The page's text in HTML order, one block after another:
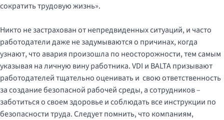
сократить трудовую жизнь».
Никто не застрахован от непредвиденных ситуаций, и часто
работодатели даже не задумываются о причинах, когда
узнают, что авария произошла по неосторожности, тем самым
указывая на личную вину работника. VDI и BALTA призывают
работодателей тщательно оценивать и свою ответственность
за создание безопасной рабочей среды, а сотрудников –
заботиться о своем здоровье и соблюдать все инструкции по
безопасности труда. Следует помнить, что компаниям,